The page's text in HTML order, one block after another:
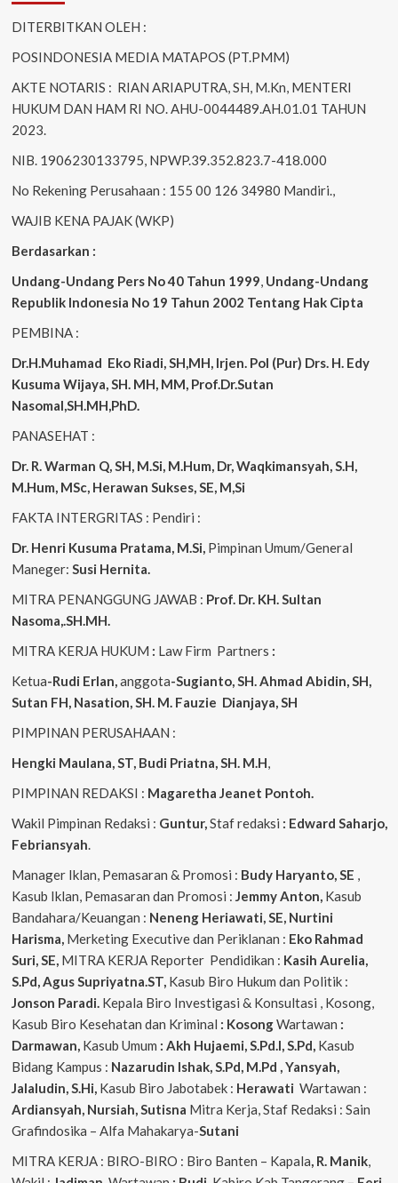
DITERBITKAN OLEH :
POSINDONESIA MEDIA MATAPOS (PT.PMM)
AKTE NOTARIS : RIAN ARIAPUTRA, SH, M.Kn, MENTERI
HUKUM DAN HAM RI NO. AHU-0044489.AH.01.01 TAHUN
2023.
NIB. 1906230133795, NPWP.39.352.823.7-418.000
No Rekening Perusahaan : 155 00 126 34980 Mandiri.,
WAJIB KENA PAJAK (WKP)
Berdasarkan :
Undang-Undang Pers No 40 Tahun 1999, Undang-Undang
Republik Indonesia No 19 Tahun 2002 Tentang Hak Cipta
PEMBINA :
Dr.H.Muhamad Eko Riadi, SH,MH, Irjen. Pol (Pur) Drs. H. Edy
Kusuma Wijaya, SH. MH, MM, Prof.Dr.Sutan
Nasomal,SH.MH,PhD.
PANASEHAT :
Dr. R. Warman Q, SH, M.Si, M.Hum, Dr, Waqkimansyah, S.H,
M.Hum, MSc, Herawan Sukses, SE, M,Si
FAKTA INTERGRITAS : Pendiri :
Dr. Henri Kusuma Pratama, M.Si, Pimpinan Umum/General
Maneger: Susi Hernita.
MITRA PENANGGUNG JAWAB : Prof. Dr. KH. Sultan
Nasoma,.SH.MH.
MITRA KERJA HUKUM : Law Firm Partners :
Ketua-Rudi Erlan,anggota-Sugianto, SH. Ahmad Abidin, SH,
Sutan FH, Nasation, SH. M. Fauzie Dianjaya, SH
PIMPINAN PERUSAHAAN :
Hengki Maulana, ST, Budi Priatna, SH. M.H,
PIMPINAN REDAKSI : Magaretha Jeanet Pontoh.
Wakil Pimpinan Redaksi : Guntur,Staf redaksi : Edward Saharjo,
Febriansyah.
Manager Iklan, Pemasaran & Promosi : Budy Haryanto, SE ,
Kasub Iklan, Pemasaran dan Promosi : Jemmy Anton, Kasub
Bandahara/Keuangan : Neneng Heriawati, SE, Nurtini
Harisma, Merketing Executive dan Periklanan : Eko Rahmad
Suri, SE, MITRA KERJA Reporter Pendidikan : Kasih Aurelia,
S.Pd, AgusSupriyatna.ST, Kasub Biro Hukum dan Politik :
Jonson Paradi. Kepala Biro Investigasi & Konsultasi , Kosong,
Kasub Biro Kesehatan dan Kriminal : KosongWartawan :
Darmawan, Kasub Umum : Akh Hujaemi, S.Pd.I, S.Pd, Kasub
Bidang Kampus : Nazarudin Ishak, S.Pd, M.Pd , Yansyah,
Jalaludin, S.Hi, Kasub Biro Jabotabek : Herawati Wartawan :
Ardiansyah, Nursiah, Sutisna Mitra Kerja, Staf Redaksi : Sain
Grafindosika – Alfa Mahakarya-Sutani
MITRA KERJA : BIRO-BIRO : Biro Banten – Kapala, R. Manik,